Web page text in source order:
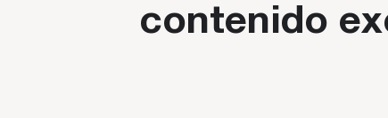
contenido